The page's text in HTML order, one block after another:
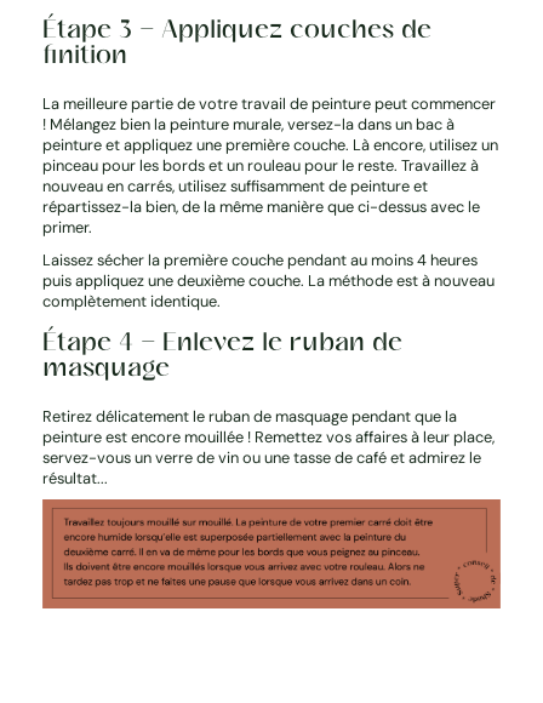
Étape 3 – Appliquez couches de
finition
La meilleure partie de votre travail de peinture peut commencer
! Mélangez bien la peinture murale, versez-la dans un bac à
peinture et appliquez une première couche. Là encore, utilisez un
pinceau pour les bords et un rouleau pour le reste. Travaillez à
nouveau en carrés, utilisez suffisamment de peinture et
répartissez-la bien, de la même manière que ci-dessus avec le
primer.
Laissez sécher la première couche pendant au moins 4 heures
puis appliquez une deuxième couche. La méthode est à nouveau
complètement identique.
Étape 4 – Enlevez le ruban de
masquage
Retirez délicatement le ruban de masquage pendant que la
peinture est encore mouillée ! Remettez vos affaires à leur place,
servez-vous un verre de vin ou une tasse de café et admirez le
résultat...